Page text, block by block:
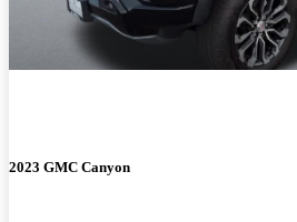
2023 GMC Canyon